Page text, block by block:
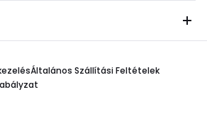
Általános Szállítási Feltételek